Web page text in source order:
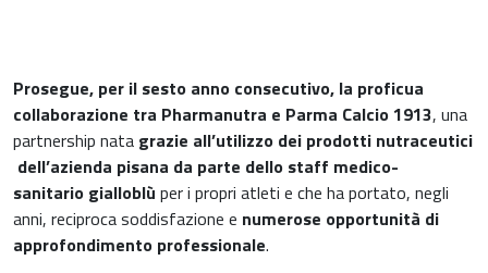
Medicina cardiovascolare
Chirurgia e Medicina Trasfusionale
Prosegue, per il sesto anno consecutivo, la proficua
collaborazione tra Pharmanutra e Parma Calcio 1913, una
partnership nata grazie all’utilizzo dei prodotti nutraceutici
dell’azienda pisana da parte dello staff medico-
sanitario gialloblù per i propri atleti e che ha portato, negli
anni, reciproca soddisfazione e numerose opportunità di
approfondimento professionale.